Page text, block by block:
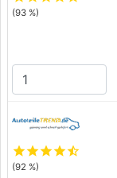
(93 %)
starstarstarstarstar_half
(92 %)